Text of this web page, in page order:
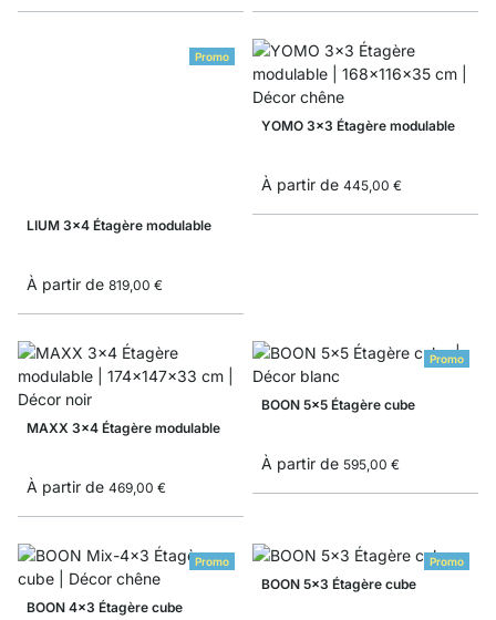
Promo
LIUM 3x4 Étagère modulable
À partir de 819,00 €
YOMO 3x3 Étagère modulable
À partir de 445,00 €
MAXX 3x4 Étagère modulable
À partir de 469,00 €
Promo
BOON 5x5 Étagère cube
À partir de 595,00 €
Promo
BOON 4x3 Étagère cube
Promo
BOON 5x3 Étagère cube